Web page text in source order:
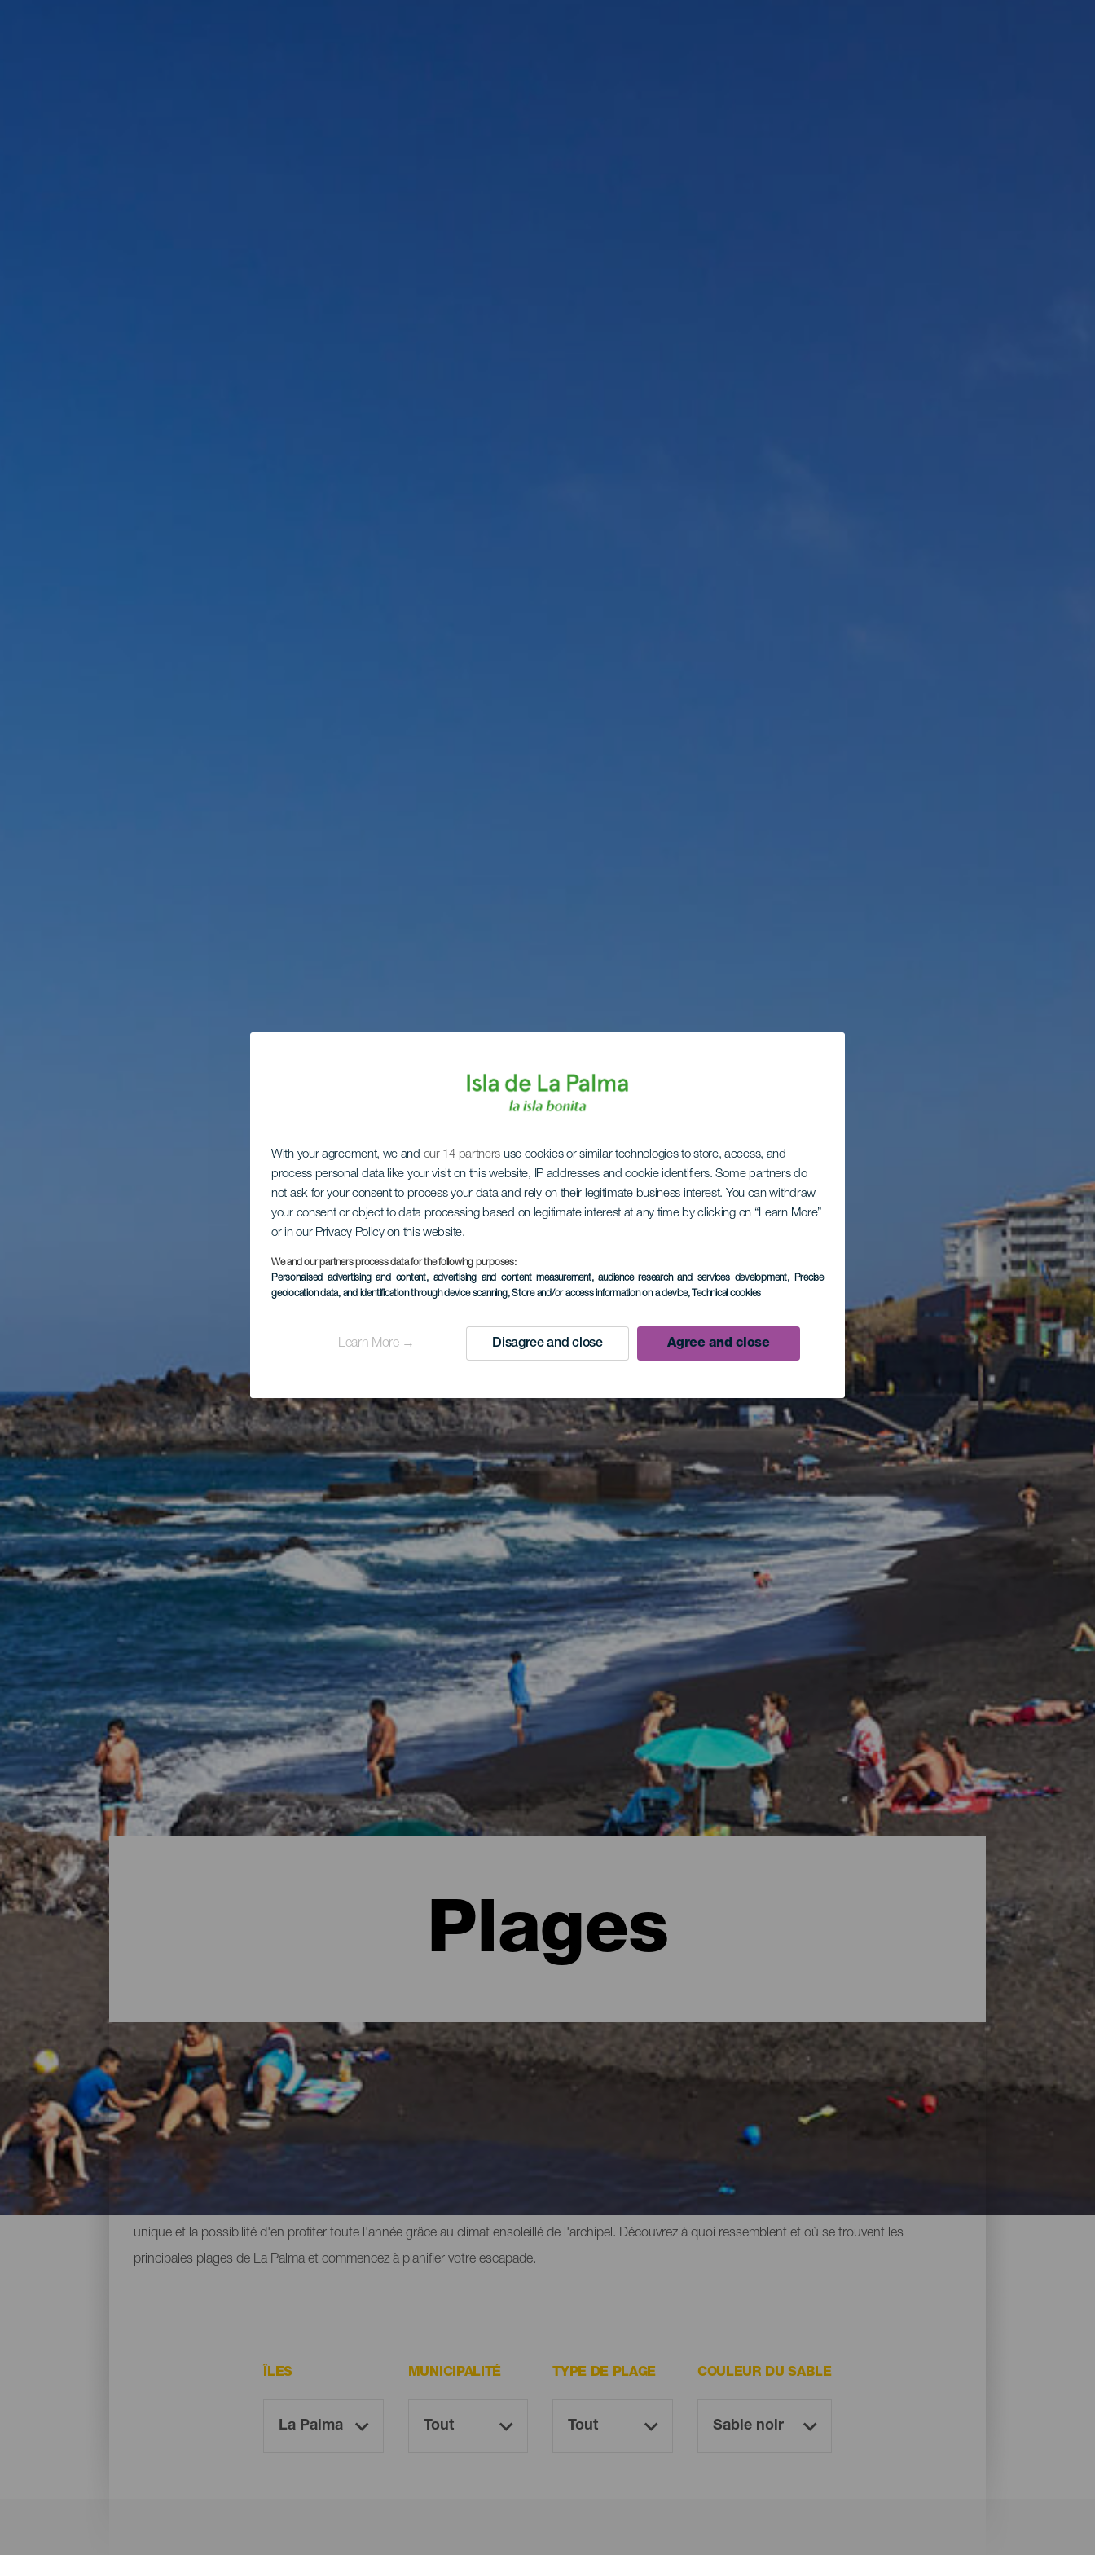
With your agreement, we and our 14 partners use cookies or similar technologies to store, access, and
process personal data like your visit on this website, IP addresses and cookie identifiers. Some partners do
not ask for your consent to process your data and rely on their legitimate business interest. You can withdraw
your consent or object to data processing based on legitimate interest at any time by clicking on “Learn More”
or in our Privacy Policy on this website.
We and our partners process data for the following purposes:
Personalised advertising and content, advertising and content measurement, audience research and services development, Precise
geolocation data, and identification through device scanning, Store and/or access information on a device, Technical cookies
Learn More → Disagree and close Agree and close
Plages
Toutes les plages de La Palma
réserve aussi des surprises sous forme de plages. Il y en a urbaines et avec tous les services, vastes où trouver votre espace et petites situées au
unique et la possibilité d'en profiter toute l'année grâce au climat ensoleillé de l'archipel. Découvrez à quoi ressemblent et où se trouvent les
principales plages de La Palma et commencez à planifier votre escapade.
ÎLES MUNICIPALITÉ TYPE DE PLAGE COULEUR DU SABLE